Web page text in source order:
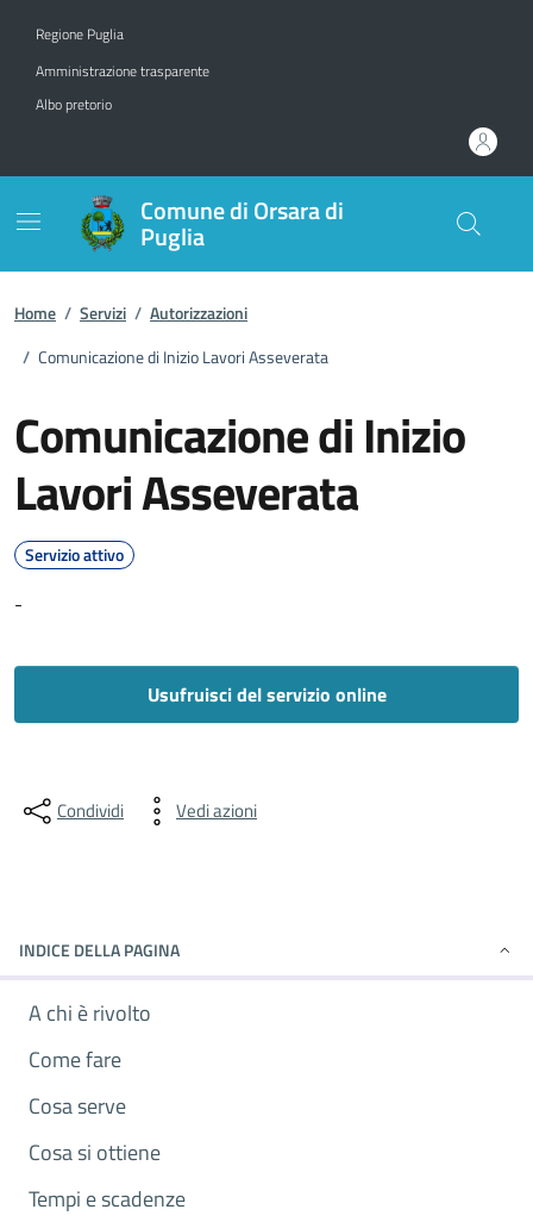
Regione Puglia
Amministrazione trasparente
Albo pretorio
Comune di Orsara di
Puglia
Home / Servizi / Autorizzazioni
/ Comunicazione di Inizio Lavori Asseverata
Comunicazione di Inizio
Lavori Asseverata
Servizio attivo
-
Usufruisci del servizio online
Condividi Vedi azioni
INDICE DELLA PAGINA
A chi è rivolto
Come fare
Cosa serve
Cosa si ottiene
Tempi e scadenze